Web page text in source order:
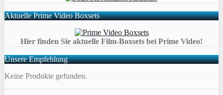
Aktuelle Prime Video Boxsets
Hier finden Sie aktuelle Film-Boxsets bei Prime Video!
Unsere Empfehlung
Keine Produkte gefunden.